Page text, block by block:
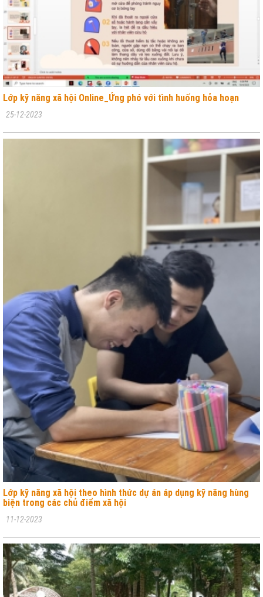
Lớp kỹ năng xã hội Online_Ứng phó với tình huống hỏa hoạn
25-12-2023
Lớp kỹ năng xã hội theo hình thức dự án áp dụng kỹ năng hùng
biện trong các chủ điểm xã hội
11-12-2023